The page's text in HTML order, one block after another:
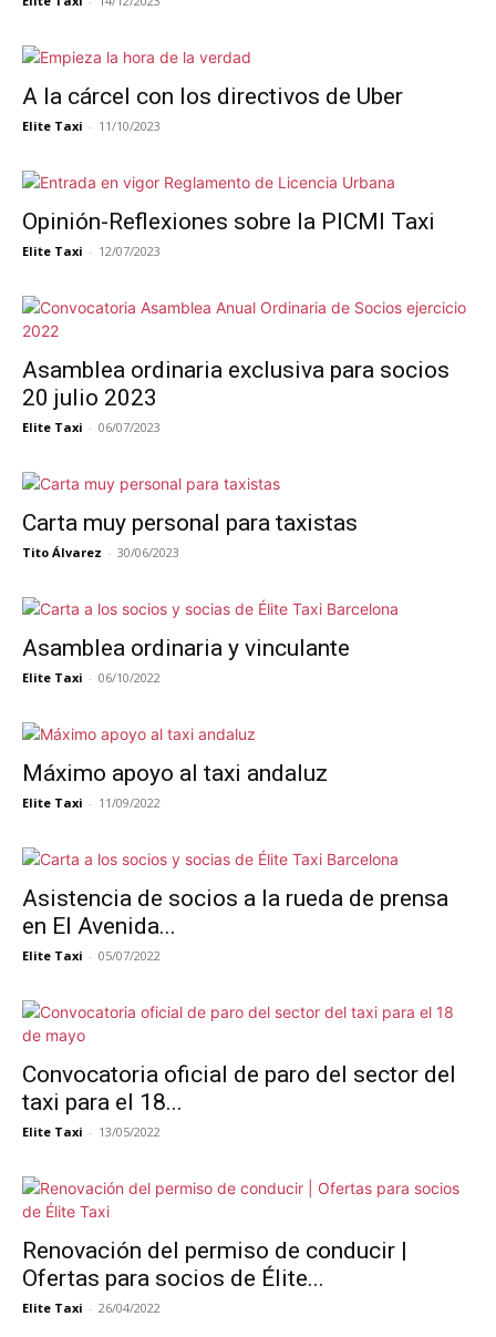
A la cárcel con los directivos de Uber
Elite Taxi - 11/10/2023
Opinión-Reflexiones sobre la PICMI Taxi
Elite Taxi - 12/07/2023
Asamblea ordinaria exclusiva para socios
20 julio 2023
Elite Taxi - 06/07/2023
Carta muy personal para taxistas
Tito Álvarez - 30/06/2023
Asamblea ordinaria y vinculante
Elite Taxi - 06/10/2022
Máximo apoyo al taxi andaluz
Elite Taxi - 11/09/2022
Asistencia de socios a la rueda de prensa
en El Avenida...
Elite Taxi - 05/07/2022
Convocatoria oficial de paro del sector del
taxi para el 18...
Elite Taxi - 13/05/2022
Renovación del permiso de conducir |
Ofertas para socios de Élite...
Elite Taxi - 26/04/2022